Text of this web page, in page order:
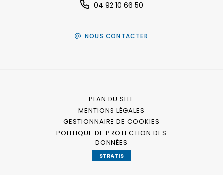
04 92 10 66 50
NOUS CONTACTER
PLAN DU SITE
MENTIONS LÉGALES
GESTIONNAIRE DE COOKIES
POLITIQUE DE PROTECTION DES
DONNÉES
STRATIS